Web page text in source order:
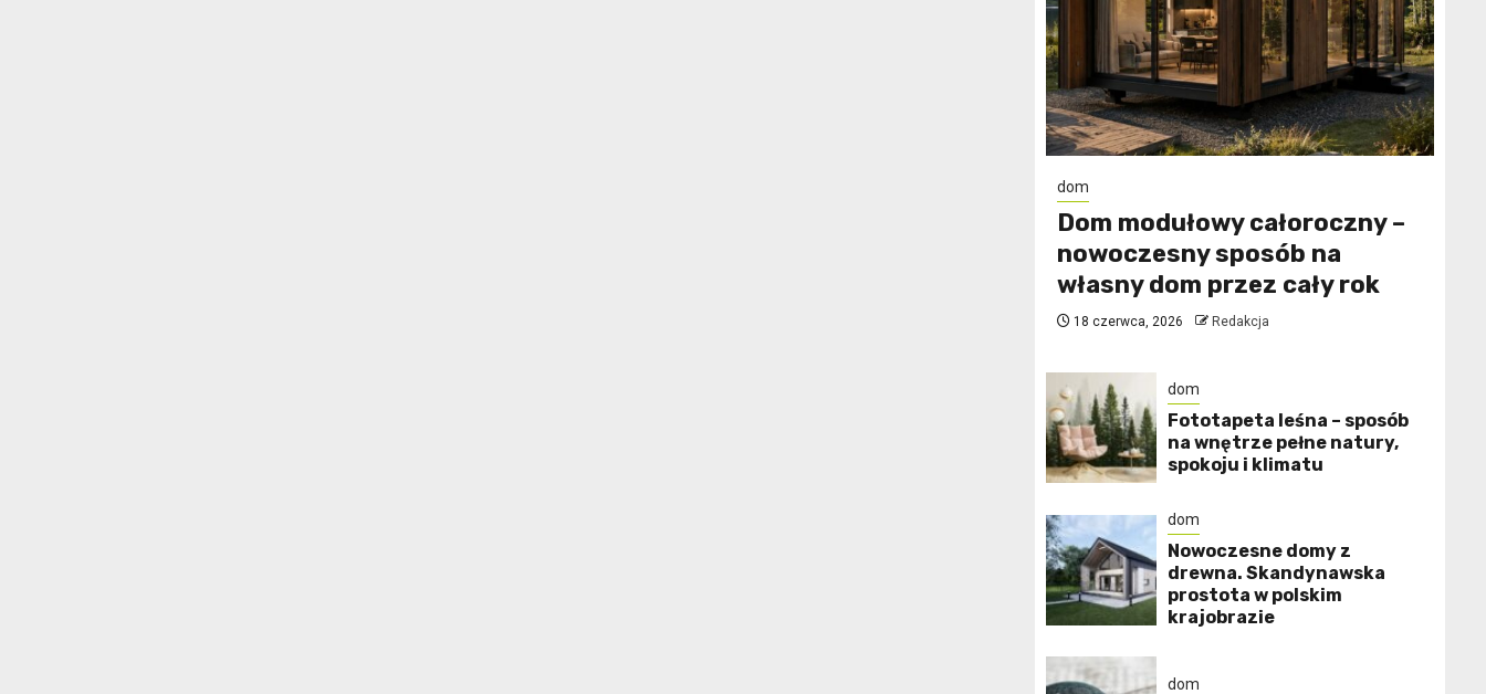
dom
Dom modułowy całoroczny –
nowoczesny sposób na
własny dom przez cały rok
18 czerwca, 2026 Redakcja
dom
​Fototapeta leśna – sposób
na wnętrze pełne natury,
spokoju i klimatu
dom
Nowoczesne domy z
drewna. Skandynawska
prostota w polskim
krajobrazie
dom